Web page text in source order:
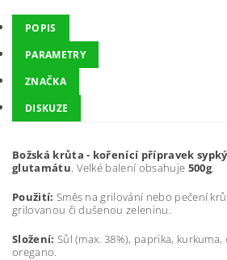
POPIS
PARAMETRY
ZNAČKA
DISKUZE
Božská krůta - kořenící přípravek
glutamátu . Velké balení obsahuje 500g.
Použití: Směs na grilování nebo pečení
grilovanou či dušenou zeleninu.
Složení: Sůl (max. 38%), paprika,
oregano.